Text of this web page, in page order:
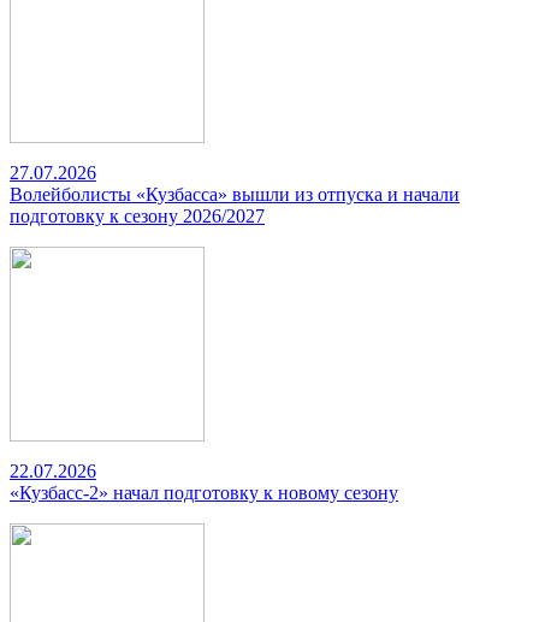
27.07.2026
Волейболисты «Кузбасса» вышли из отпуска и начали
подготовку к сезону 2026/2027
22.07.2026
«Кузбасс-2» начал подготовку к новому сезону